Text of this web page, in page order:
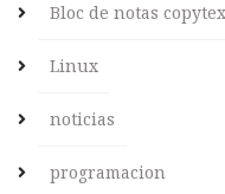
Bloc de notas
Linux
noticias
programacion